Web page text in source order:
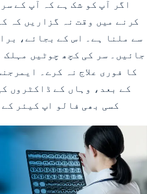
اگر آپ کو شک ہے کہ آپ کے
کرنے میں وقت نہ گزاریں کہ
سے ملنا ہے۔ اس کے بجائے،
جائیں۔ سر کی کچھ چوٹیں
کا فوری علاج نہ کرے۔
کے بعد، وہاں کے ڈاکٹروں
کسی بھی فالو اپ کیئر